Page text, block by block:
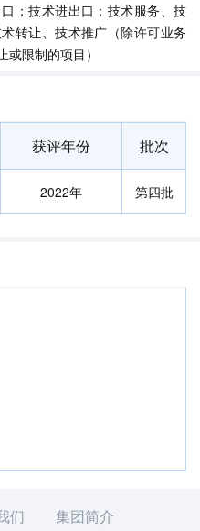
；技术进出口；技术服务、技
转让、技术推广（除许可业务
限制的项目）
获评年份 批次
2022年 第四批
们 集团简介